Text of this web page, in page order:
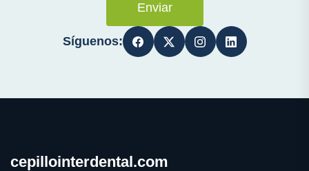
Enviar
Síguenos:
cepillointerdental.com